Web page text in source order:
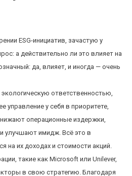
ESG-инициатив, зачастую у
а действительно ли это влияет на
да, влияет, и иногда — очень
ответственностью,
управление у себя в приоритете,
операционные издержки,
улучшают имидж. Всё это в
на их доходах и стоимости акций.
такие как Microsoft или Unilever,
в свою стратегию. Благодаря